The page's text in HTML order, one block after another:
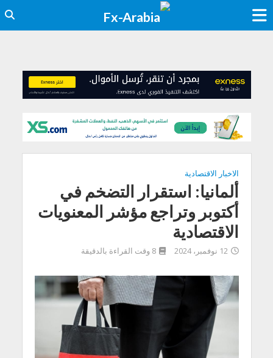
الاخبار الاقتصادية
ألمانيا: استقرار التضخم في
أكتوبر وتراجع مؤشر المعنويات
الاقتصادية
12 نوفمبر، 2024 8 وقت القراءة بالدقيقة